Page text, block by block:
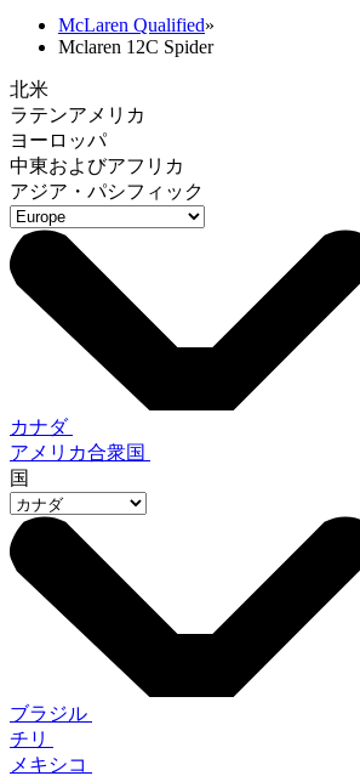
McLaren Qualified»
Mclaren 12C Spider
北米
ラテンアメリカ
ヨーロッパ
中東およびアフリカ
アジア・パシフィック
カナダ
アメリカ合衆国
国
ブラジル
チリ
メキシコ